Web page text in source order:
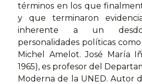
términos en los que
y que terminaron
inherente a un
personalidades políticas
Michel Amelot. José María
1965), es profesor del
Moderna de la UNED. Autor